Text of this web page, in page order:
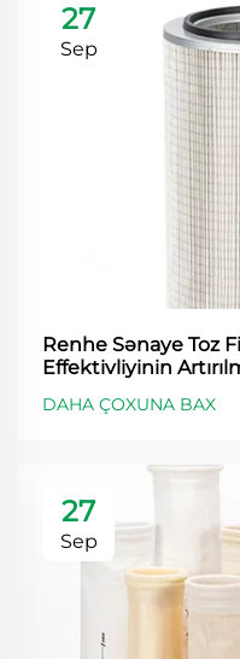
27
Sep
Renhe Sənaye Toz
Effektivliyinin
DAHA ÇOXUNA BAX
27
Sep